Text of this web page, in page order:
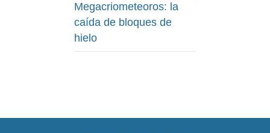
Megacriometeoros: la
caída de bloques de
hielo